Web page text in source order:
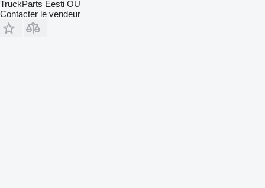
TruckParts Eesti OÜ
Contacter le vendeur